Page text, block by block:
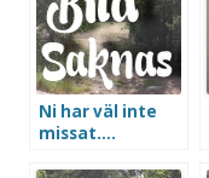
Ni har väl inte
missat….